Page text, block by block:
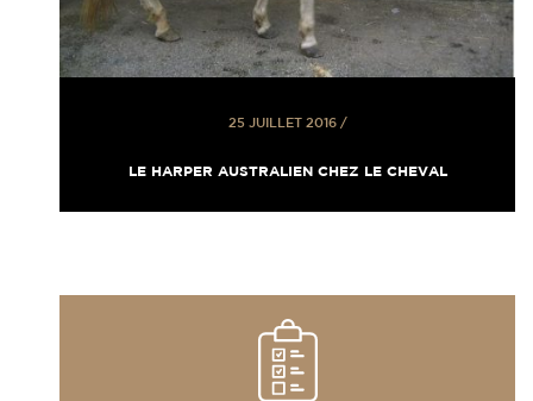
25 JUILLET 2016/
LE HARPER AUSTRALIEN CHEZ LE CHEVAL